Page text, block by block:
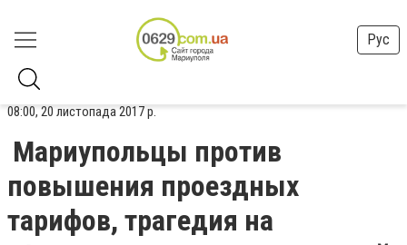
Рус
08:00, 20 листопада 2017 р.
Мариупольцы против
повышения проездных
тарифов, трагедия на